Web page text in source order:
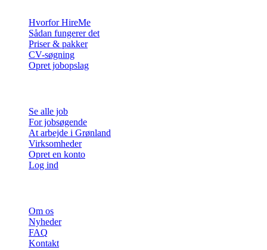
Hvorfor HireMe
Sådan fungerer det
Priser & pakker
CV-søgning
Opret jobopslag
Se alle job
For jobsøgende
At arbejde i Grønland
Virksomheder
Opret en konto
Log ind
Om os
Nyheder
FAQ
Kontakt